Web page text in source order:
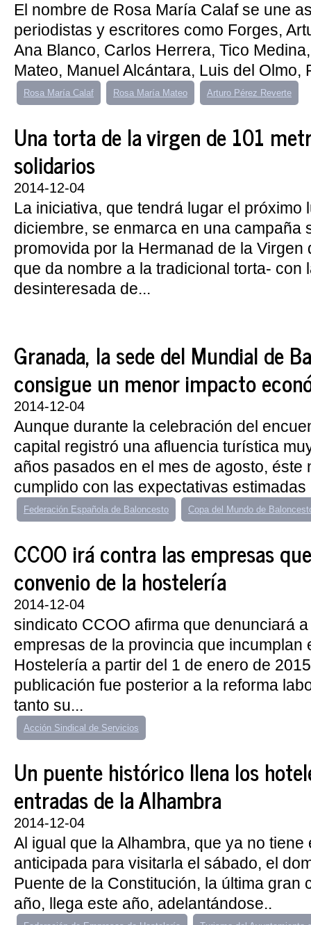
El nombre de Rosa María Calaf se une
periodistas y escritores como Forges,
Ana Blanco, Carlos Herrera, Tico
Mateo, Manuel Alcántara, Luis del Olmo,
Rosa María Calaf Rosa María Mateo Arturo Pérez Reverte
Una torta de la virgen de 101
solidarios
2014-12-04
La iniciativa, que tendrá lugar el próximo
diciembre, se enmarca en una campaña
promovida por la Hermanad de la Virgen
que da nombre a la tradicional torta- con
desinteresada de...
Granada, la sede del Mundial de
consigue un menor impacto
2014-12-04
Aunque durante la celebración del
capital registró una afluencia turística
años pasados en el mes de agosto, éste
cumplido con las expectativas estimadas
Federación Española de Baloncesto Copa del Mundo de
CCOO irá contra las empresas
convenio de la hostelería
2014-12-04
sindicato CCOO afirma que denunciará
empresas de la provincia que incumplan
Hostelería a partir del 1 de enero de
publicación fue posterior a la reforma
tanto su...
Acción Sindical de Servicios
Un puente histórico llena los
entradas de la Alhambra
2014-12-04
Al igual que la Alhambra, que ya no
anticipada para visitarla el sábado, el
Puente de la Constitución, la última gran
año, llega este año, adelantándose..